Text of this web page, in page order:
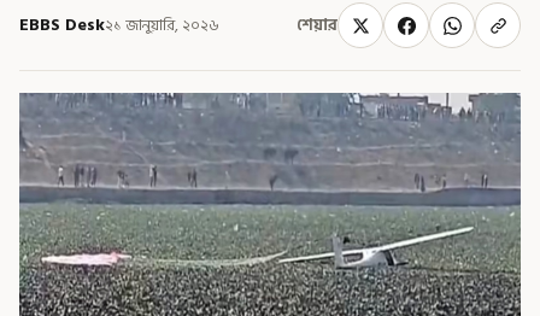
EBBS Desk২১ জানুয়ারি, ২০২৬ শেয়ার